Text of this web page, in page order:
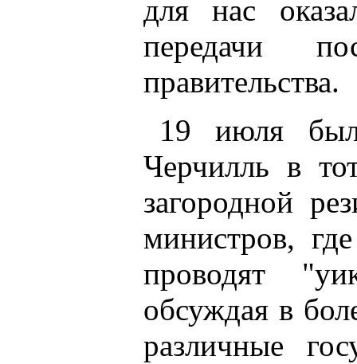
для нас
передачи
правительства.
19 июля
Черчилль в
загородной
министров,
проводят
обсуждая в
различные